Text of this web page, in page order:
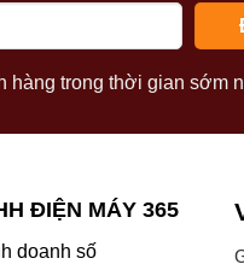
hàng trong thời gian sớm
ĐIỆN MÁY 365
doanh số